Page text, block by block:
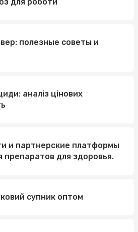
полезные советы и
аналіз цінових
и партнерские платформы
для здоровья.
супник оптом